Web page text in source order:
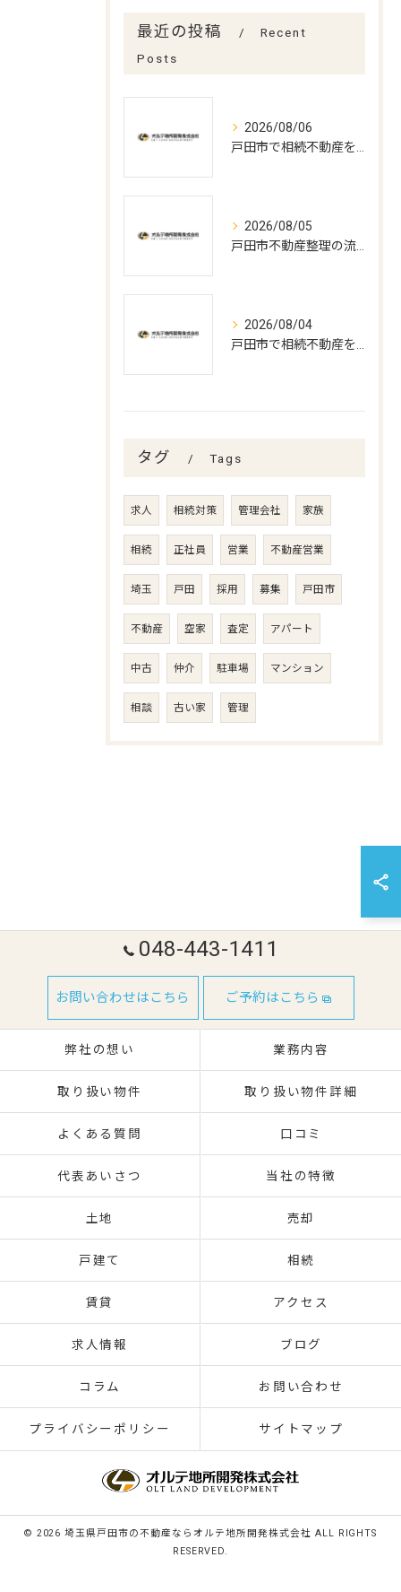
最近の投稿
Recent
Posts
2026/08/06
2026/08/05
2026/08/04
タグ Tags
求人 相続対策 管理会社 家族
相続 正社員 営業 不動産営業
埼玉 戸田 採用 募集 戸田市
不動産 空家 査定 アパート
中古 仲介 駐車場 マンション
相談 古い家 管理
048-443-1411
お問い合わせはこちら ご予約はこちら
弊社の想い 業務内容
取り扱い物件 取り扱い物件詳細
よくある質問 口コミ
代表あいさつ 当社の特徴
土地 売却
戸建て 相続
賃貸 アクセス
求人情報 ブログ
コラム お問い合わせ
プライバシーポリシー サイトマップ
© 2026 埼玉県戸田市の不動産ならオルテ地所開発株式会社 ALL RIGHTS
RESERVED.